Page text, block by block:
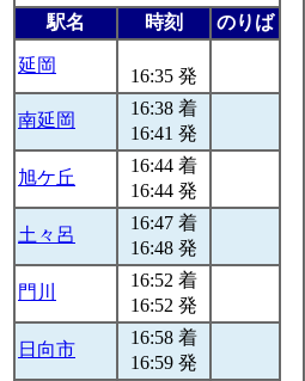
駅名 時刻 のりば
延岡
16:35 発
南延岡
16:38 着
16:41 発
旭ケ丘
16:44 着
16:44 発
土々呂
16:47 着
16:48 発
門川
16:52 着
16:52 発
日向市
16:58 着
16:59 発